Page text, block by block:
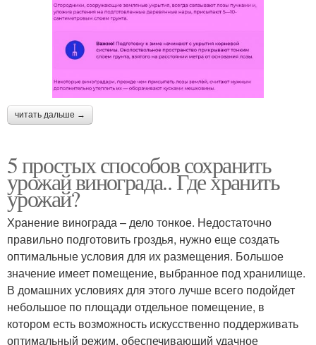
читать дальше →
5 простых способов сохранить
урожай винограда.. Где хранить
урожай?
Хранение винограда – дело тонкое. Недостаточно
правильно подготовить гроздья, нужно еще создать
оптимальные условия для их размещения. Большое
значение имеет помещение, выбранное под хранилище.
В домашних условиях для этого лучше всего подойдет
небольшое по площади отдельное помещение, в
котором есть возможность искусственно поддерживать
оптимальный режим, обеспечивающий удачное